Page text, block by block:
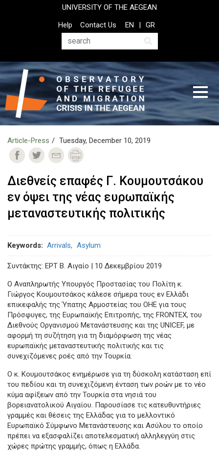
UNIVERSITY OF THE AEGEAN
Top
Header
Help
Contact Us
Search
EN GR
Article-Press Tuesday, December 10, 2019
Διεθνείς επαφές Γ. Κουμουτσάκου
εν όψει της νέας ευρωπαϊκής
μεταναστευτικής πολιτικής
Keywords Arrivals Asylum
Συντάκτης: ΕΡΤ Β. Αιγαίο | 10 Δεκεμβρίου 2019
O Αναπληρωτής Υπουργός Προστασίας του Πολίτη κ.
Γιώργος Κουμουτσάκος κάλεσε σήμερα τους εν Ελλάδι
επικεφαλής της Ύπατης Αρμοστείας του ΟΗΕ για τους
Πρόσφυγες, της Ευρωπαϊκής Επιτροπής, της FRONTEX, του
Διεθνούς Οργανισμού Μετανάστευσης και της UNICEF, με
αφορμή τη συζήτηση για τη διαμόρφωση της νέας
ευρωπαϊκής μεταναστευτικής πολιτικής και τις
συνεχιζόμενες ροές από την Τουρκία.
Ο κ. Κουμουτσάκος ενημέρωσε για τη δύσκολη κατάσταση επί
του πεδίου και τη συνεχιζόμενη ένταση των ροών με το νέο
κύμα αφίξεων από την Τουρκία στα νησιά του
βορειανατολικού Αιγαίου. Παρουσίασε τις κατευθυντήριες
γραμμές και θέσεις της Ελλάδας για το μελλοντικό
Ευρωπαϊκό Σύμφωνο Μετανάστευσης και Ασύλου το οποίο
πρέπει να εξασφαλίζει αποτελεσματική αλληλεγγύη στις
χώρες πρώτης γραμμής, όπως η Ελλάδα.